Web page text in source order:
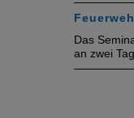
Das
an zwei